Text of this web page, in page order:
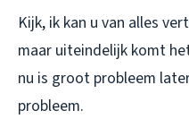
Kijk, ik kan u van alles
maar uiteindelijk komt
nu is groot probleem
probleem.